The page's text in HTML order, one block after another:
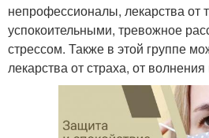
непрофессионалы, лекарства от
успокоительными, тревожное
стрессом. Также в этой группе
лекарства от страха, от